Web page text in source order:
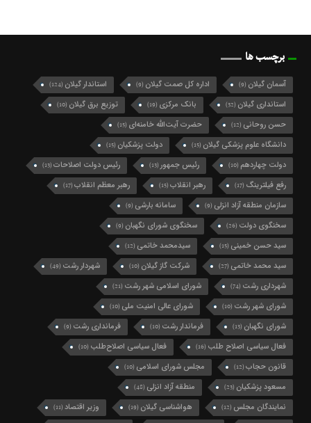
برچسب ها
آسمان گیلان (9) اداره کل صمت گیلان (9) استاندار گیلان (124)
استانداری گیلان (32) بانک مرکزی (19) توزیع برق گیلان (10)
حسن روحانی (12) حضرت آیت‌الله خامنه‌ای (15)
دانشگاه علوم پزشکی گیلان (15) دولت پزشکیان (15)
دولت چهاردهم (10) رئیس جمهور(13) رئیس دولت اصلاحات(13)
رفع فیلترینگ (17) رهبر انقلاب(15) رهبر معظم انقلاب(17)
سازمان منطقه آزاد انزلی (9) سامانه بارشی (9)
سخنگوی دولت (26) سخنگوی شورای نگهبان (9)
سید حسن خمینی (15) سیدمحمد خاتمی (12)
سید محمد خاتمی (27) شرکت گاز گیلان (10) شهردار رشت (49)
شهرداری رشت (74) شورای اسلامی شهر رشت (21)
شورای شهر رشت (10) شورای عالی امنیت ملی (10)
شورای نگهبان (13) فرماندار رشت (10) فرمانداری رشت (9)
فعال سیاسی اصلاح طلب (16) فعال سیاسی اصلاح‌طلب (10)
قانون حجاب(12) مجلس شورای اسلامی (10)
مسعود پزشکیان (23) منطقه آزاد انزلی (48)
نمایندگان مجلس (12) هواشناسی گیلان (19) وزیر اقتصاد(11)